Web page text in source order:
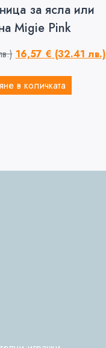
за ясла или
Migie Pink
16,57 € (32.41 лв.)
в количката